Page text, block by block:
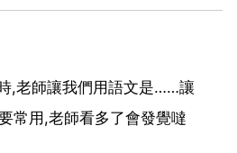
,老師讓我們用語文是……讓
常用,老師看多了會發覺噠